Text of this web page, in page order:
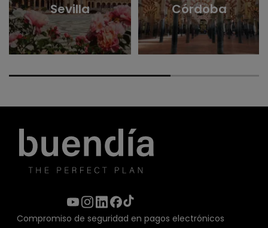
Sevilla Córdoba
Compromiso de seguridad en pagos electrónicos